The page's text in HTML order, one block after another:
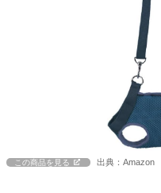
この商品を見る 出典：Amazon